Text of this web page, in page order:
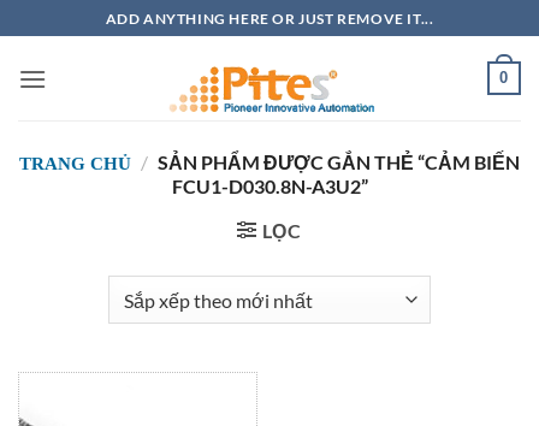
qua
nội
ADD ANYTHING HERE OR JUST REMOVE IT...
0
TRANG CHỦ / SẢN PHẨM ĐƯỢC GẮN THẺ “CẢM BIẾN
FCU1-D030.8N-A3U2”
LỌC